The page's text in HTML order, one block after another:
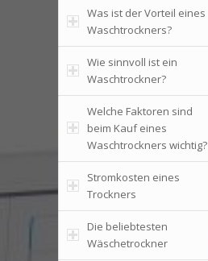
Was ist der Vorteil eines
Waschtrockners?
Wie sinnvoll ist ein
Waschtrockner?
Welche Faktoren sind
beim Kauf eines
Waschtrockners wichtig?
Stromkosten eines
Trockners
Die beliebtesten
Wäschetrockner